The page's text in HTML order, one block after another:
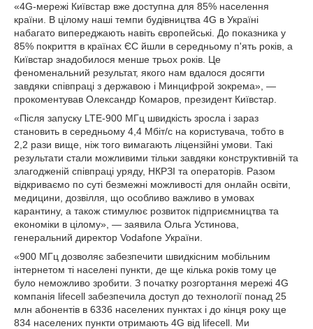
«4G-мережі Київстар вже доступна для 85% населення
країни. В цілому наші темпи будівництва 4G в Україні
набагато випереджають навіть європейські. До показника у
85% покриття в країнах ЄС йшли в середньому п'ять років, а
Київстар знадобилося менше трьох років. Це
феноменальний результат, якого нам вдалося досягти
завдяки співпраці з державою і Минцифрой зокрема», —
прокоментував Олександр Комаров, президент Київстар.
«Після запуску LTE-900 МГц швидкість зросла і зараз
становить в середньому 4,4 Мбіт/с на користувача, тобто в
2,2 рази вище, ніж того вимагають ліцензійні умови. Такі
результати стали можливими тільки завдяки конструктивній та
злагодженій співпраці уряду, НКРЗІ та операторів. Разом
відкриваємо по суті безмежні можливості для онлайн освіти,
медицини, дозвілля, що особливо важливо в умовах
карантину, а також стимулює розвиток підприємництва та
економіки в цілому», — заявила Ольга Устинова,
генеральний директор Vodafone України.
«900 МГц дозволяє забезпечити швидкісним мобільним
інтернетом ті населені пункти, де ще кілька років тому це
було неможливо зробити. З початку розгортання мережі 4G
компанія lifecell забезпечила доступ до технології понад 25
млн абонентів в 6336 населених пунктах і до кінця року ще
834 населених пункти отримають 4G від lifecell. Ми